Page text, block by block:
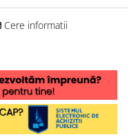
Cere informatii